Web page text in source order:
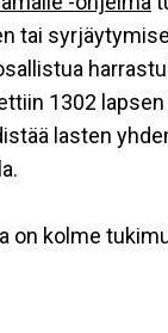
tai
1302
lasten
on kolme